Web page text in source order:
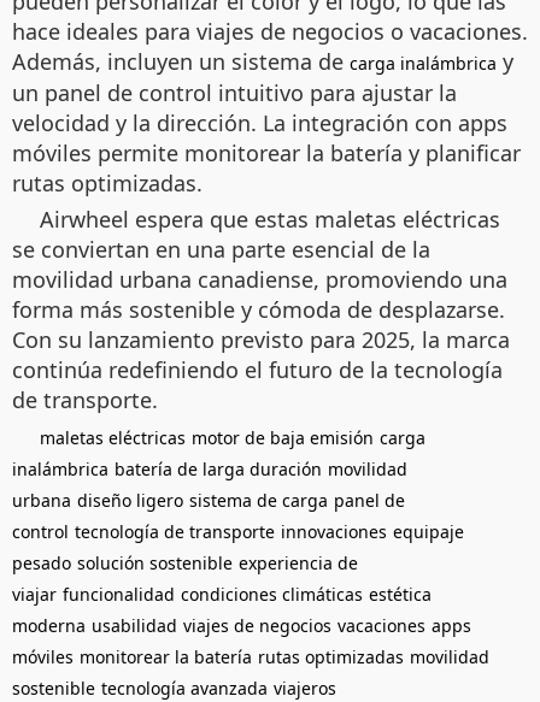
hace ideales para viajes de negocios o vacaciones.
Además, incluyen un sistema de carga inalámbrica y
un panel de control intuitivo para ajustar la
velocidad y la dirección. La integración con apps
móviles permite monitorear la batería y planificar
rutas optimizadas.
Airwheel espera que estas maletas eléctricas
se conviertan en una parte esencial de la
movilidad urbana canadiense, promoviendo una
forma más sostenible y cómoda de desplazarse.
Con su lanzamiento previsto para 2025, la marca
continúa redefiniendo el futuro de la tecnología
de transporte.
maletas eléctricas motor de baja emisión carga
inalámbrica batería de larga duración movilidad
urbana diseño ligero sistema de carga panel de
control tecnología de transporte innovaciones equipaje
pesado solución sostenible experiencia de
viajar funcionalidad condiciones climáticas estética
moderna usabilidad viajes de negocios vacaciones apps
móviles monitorear la batería rutas optimizadas movilidad
sostenible tecnología avanzada viajeros